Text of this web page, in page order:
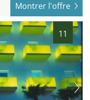
Montrer l'offre
11